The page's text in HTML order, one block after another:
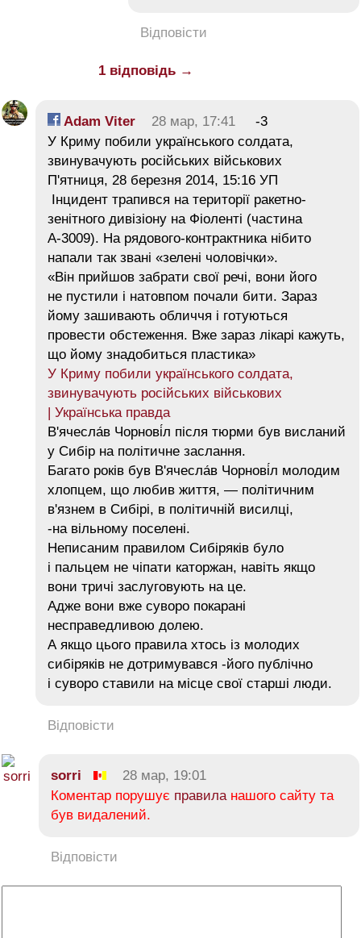
Відповісти
1 відповідь →
Adam Viter 28 мар, 17:41
-3
У Криму побили українського солдата,
звинувачують російських військових
П'ятниця, 28 березня 2014, 15:16 УП
Інцидент трапився на території ракетно-
зенітного дивізіону на Фіоленті (частина
А-3009). На рядового-контрактника нібито
напали так звані «зелені чоловічки».
«Він прийшов забрати свої речі, вони його
не пустили і натовпом почали бити. Зараз
йому зашивають обличчя і готуються
провести обстеження. Вже зараз лікарі кажуть,
що йому знадобиться пластика»
У Криму побили українського солдата,
звинувачують російських військових
| Українська правда
В'ячесла́в Чорнові́л після тюрми був висланий
у Сибір на політичне заслання.
Багато років був В'ячесла́в Чорнові́л молодим
хлопцем, що любив життя, — політичним
в'язнем в Сибірі, в політичній висилці,
-на вільному поселені.
Неписаним правилом Сибіряків було
і пальцем не чіпати каторжан, навіть якщо
вони тричі заслуговують на це.
Адже вони вже суворо покарані
несправедливою долею.
А якщо цього правила хтось із молодих
сибіряків не дотримувався -його публічно
і суворо ставили на місце свої старші люди.
Відповісти
sorri
28 мар, 19:01
Коментар порушує правила нашого сайту та
був видалений.
Відповісти